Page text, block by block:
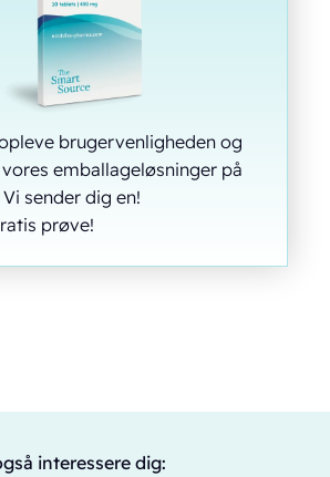
brugervenligheden og
emballageløsninger på
sender dig en!
prøve!
interessere dig: